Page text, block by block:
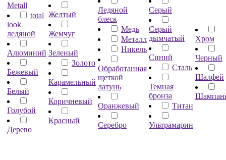
Metall
total
look
ледяной
Алюминий
Бежевый
Белый
Голубой
Дерево
Желтый
Жемчуг
Зеленый
Золото
Карамельный
Коричневый
Красный
Ледяной
блеск
Медь
Металл
Никель
Обработанная
щеткой
латунь
Оранжевый
Серебро
Серый
Серый
дымчатый
Синий
Сталь
Темная
бронза
Титан
Ультрамарин
Хром
Черный
Шалфей